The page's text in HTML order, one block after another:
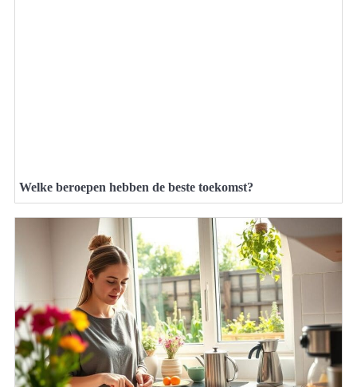
Welke beroepen hebben de beste toekomst?